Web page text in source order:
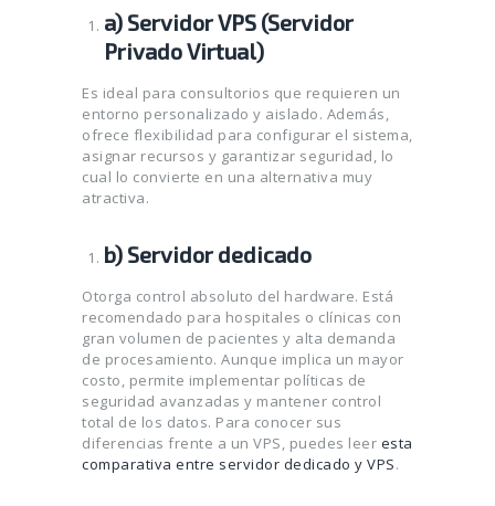
a) Servidor VPS (Servidor
Privado Virtual)
Es ideal para consultorios que requieren un
entorno personalizado y aislado. Además,
ofrece flexibilidad para configurar el sistema,
asignar recursos y garantizar seguridad, lo
cual lo convierte en una alternativa muy
atractiva.
b) Servidor dedicado
Otorga control absoluto del hardware. Está
recomendado para hospitales o clínicas con
gran volumen de pacientes y alta demanda
de procesamiento. Aunque implica un mayor
costo, permite implementar políticas de
seguridad avanzadas y mantener control
total de los datos. Para conocer sus
diferencias frente a un VPS, puedes leer esta
comparativa entre servidor dedicado y VPS.